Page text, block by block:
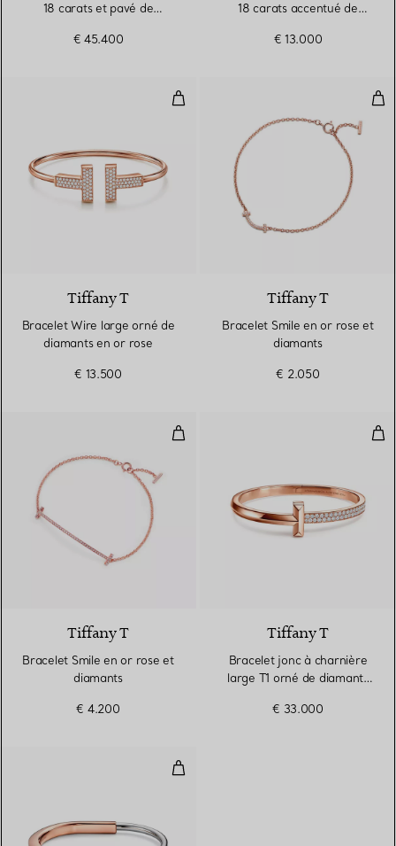
18 carats et pavé de
€ 45.400
18 carats accentué de
€ 13.000
Bracelet Wire large orné de
Tiffany T
Bracelet Wire large orné de
diamants en or rose
€ 13.500
Tiffany T
Bracelet Smile en or rose et
diamants
€ 2.050
Bracelet Smile en or rose et
Tiffany T
Bracelet Smile en or rose et
diamants
€ 4.200
Tiffany T
Bracelet jonc à charnière
large T1 orné de diamants
€ 33.000
Bracelet jonc en or rose et